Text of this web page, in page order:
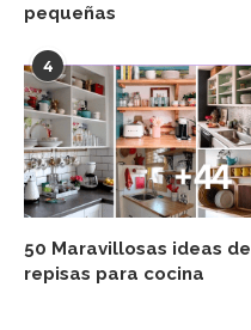
pequeñas
4
50 Maravillosas ideas de
repisas para cocina